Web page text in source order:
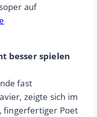
auf
besser spielen
fast
zeigte sich im
fingerfertiger Poet